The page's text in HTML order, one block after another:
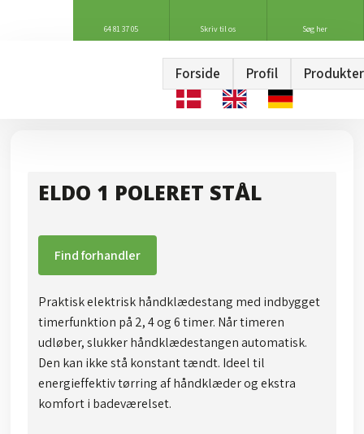
64 81 37 05 Skriv til os Søg her
Forside Profil Produkter
ELDO 1 POLERET STÅL
Find forhandler
Praktisk elektrisk håndklædestang med indbygget
timerfunktion på 2, 4 og 6 timer. Når timeren
udløber, slukker håndklædestangen automatisk.
Den kan ikke stå konstant tændt. Ideel til
energieffektiv tørring af håndklæder og ekstra
komfort i badeværelset.